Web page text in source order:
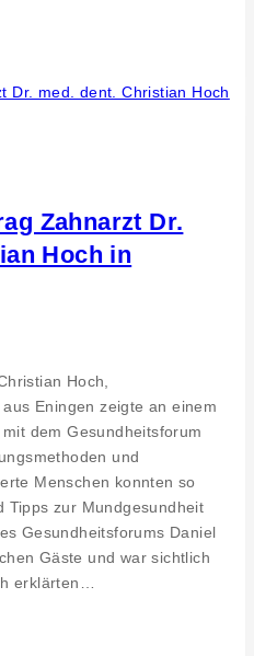
Zahnarzt Dr.
Hoch in
Hoch,
Eningen zeigte an einem
dem Gesundheitsforum
und
Menschen konnten so
Tipps zur Mundgesundheit
Gesundheitsforums Daniel
Gäste und war sichtlich
erklärten…